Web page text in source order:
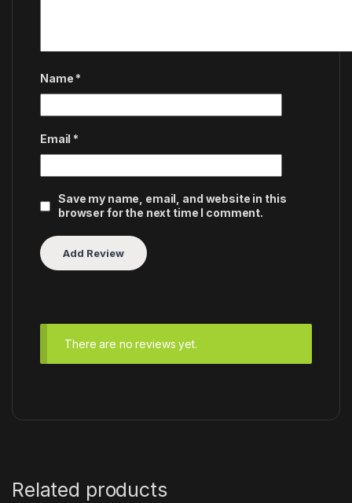
Name *
Email *
Save my name, email, and website in this
browser for the next time I comment.
There are no reviews yet.
Related products